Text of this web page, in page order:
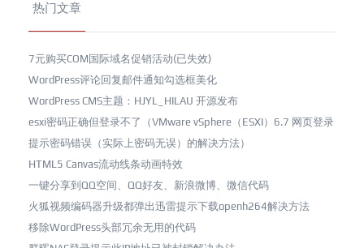
热门文章
7元购买COM国际域名促销活动(已失效)
WordPress评论回复邮件通知勾选框美化
WordPress CMS主题：HJYL_HILAU 开源发布
esxi密码正确但登录不了（VMware vSphere（ESXI）6.7 网页登录
提示密码错误（实际上密码无误）的解决方法）
HTML5 Canvas流动线条动画特效
一键分享到QQ空间、QQ好友、新浪微博、微信代码
火狐视频编码器升级都弹出迅雷提示下载openh264解决方法
移除WordPress头部冗余无用的代码